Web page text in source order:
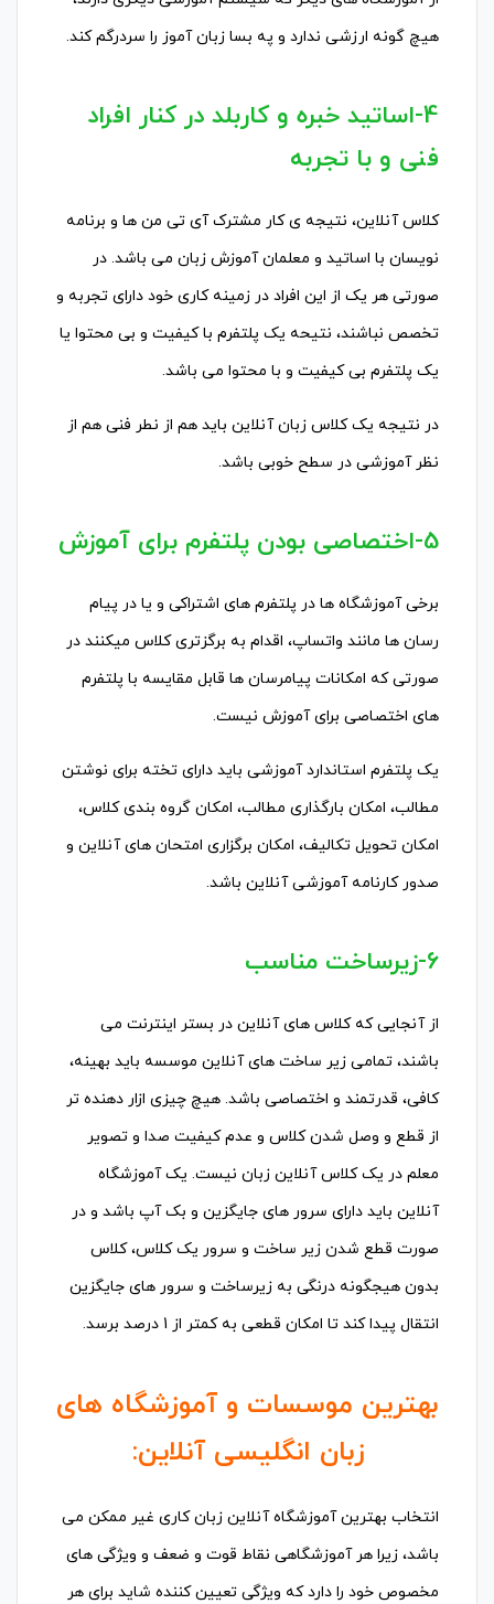
هیچ گونه ارزشی ندارد و په بسا زبان آموز را سردرگم کند.
4-اساتید خبره و کاربلد در کنار افراد
فنی و با تجربه
کلاس آنلاین، نتیجه ی کار مشترک آی تی من ها و برنامه
نویسان با اساتید و معلمان آموزش زبان می باشد. در
صورتی هر یک از این افراد در زمینه کاری خود دارای تجربه و
تخصص نباشند، نتیحه یک پلتفرم با کیفیت و بی محتوا یا
یک پلتفرم بی کیفیت و با محتوا می باشد.
در نتیجه یک کلاس زبان آنلاین باید هم از نطر فنی هم از
نظر آموزشی در سطح خوبی باشد.
5-اختصاصی بودن پلتفرم برای آموزش
برخی آموزشگاه ها در پلتفرم های اشتراکی و یا در پیام
رسان ها مانند واتساپ، اقدام به برگزتری کلاس میکنند در
صورتی که امکانات پیامرسان ها قابل مقایسه با پلتفرم
های اختصاصی برای آموزش نیست.
یک پلتفرم استاندارد آموزشی باید دارای تخته برای نوشتن
مطالب، امکان بارگذاری مطالب، امکان گروه بندی کلاس،
امکان تحویل تکالیف، امکان برگزاری امتحان های آنلاین و
صدور کارنامه آموزشی آنلاین باشد.
6-زیرساخت مناسب
از آنجایی که کلاس های آنلاین در بستر اینترنت می
باشند، تمامی زیر ساخت های آنلاین موسسه باید بهینه،
کافی، قدرتمند و اختصاصی باشد. هیچ چیزی ازار دهنده تر
از قطع و وصل شدن کلاس و عدم کیفیت صدا و تصویر
معلم در یک کلاس آنلاین زبان نیست. یک آموزشگاه
آنلاین باید دارای سرور های جایگزین و بک آپ باشد و در
صورت قطع شدن زیر ساخت و سرور یک کلاس، کلاس
بدون هیجگونه درنگی به زیرساخت و سرور های جایگزین
انتقال پیدا کند تا امکان قطعی به کمتر از 1 درصد برسد.
بهترین موسسات و آموزشگاه های
زبان انگلیسی آنلاین:
انتخاب بهترین آموزشگاه آنلاین زبان کاری غیر ممکن می
باشد، زیرا هر آموزشگاهی نقاط قوت و ضعف و ویژگی های
مخصوص خود را دارد که ویژگی تعیین کننده شاید برای هر